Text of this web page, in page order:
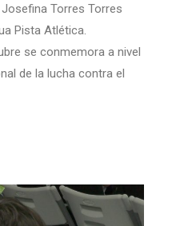
Torres Torres
Pista Atlética.
se conmemora a nivel
de la lucha contra el